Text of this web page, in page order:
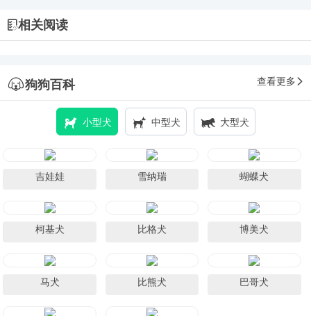
相关阅读
狗狗百科 查看更多
小型犬 中型犬 大型犬
吉娃娃 雪纳瑞 蝴蝶犬
柯基犬 比格犬 博美犬
马犬 比熊犬 巴哥犬